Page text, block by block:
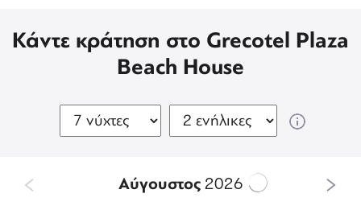
Κάντε κράτηση στο Grecotel Plaza
Beach House
Αύγουστος2026